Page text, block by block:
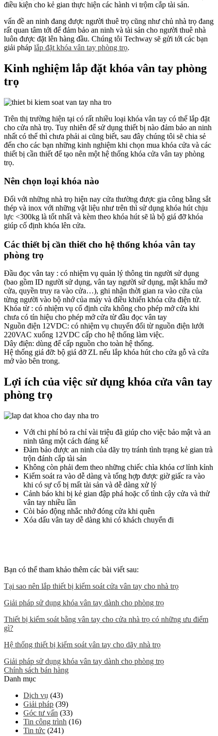
điều kiện cho kẻ gian thực hiện các hành vi trộm cắp tài sản.
vấn đề an ninh đang được người thuê trọ cũng như chủ nhà trọ đang
rất quan tâm tới để đảm bảo an ninh và tài sản cho người thuê nhà
luôn được đặt lên hàng đầu. Chúng tôi Techway sẽ gửi tới các bạn
giải pháp lắp đặt khóa vân tay phòng trọ.
Kinh nghiệm lắp đặt khóa vân tay phòng
trọ
Trên thị trường hiện tại có rất nhiều loại khóa vân tay có thể lắp đặt
cho cửa nhà trọ. Tuy nhiên để sử dụng thiết bị nào đảm bảo an ninh
nhất có thể thì chưa phải ai cũng biết, sau đây chúng tôi sẽ chia sẻ
đến cho các bạn những kinh nghiệm khi chọn mua khóa cửa và các
thiết bị cần thiết để tạo nên một hệ thống khóa cửa vân tay phòng
trọ.
Nên chọn loại khóa nào
Đối với những nhà trọ hiện nay cửa thường được gia công bằng sắt
thép và inox với những vật liệu như trên thì sử dụng khóa hút chịu
lực <300kg là tốt nhất và kèm theo khóa hút sẽ là bộ giá đỡ khóa
giúp cố định khóa lên cửa.
Các thiết bị cần thiết cho hệ thống khóa vân tay
phòng trọ
Đầu đọc vân tay : có nhiệm vụ quản lý thông tin người sử dụng
(bao gồm ID người sử dụng, vân tay người sử dụng, mật khẩu mở
cửa, quyền truy ra vào cửa…), ghi nhận thời gian ra vào cửa của
từng người vào bộ nhớ của máy và điều khiển khóa cửa điện tử.
Khóa từ : có nhiệm vụ cố định cửa không cho phép mở cửa khi
chưa có tín hiệu cho phép mở cửa từ đầu đọc vân tay
Nguồn điện 12VDC: có nhiệm vụ chuyển đổi từ nguồn điện lưới
220VAC xuống 12VDC cấp cho hệ thống làm việc.
Dây điện: dùng để cấp nguồn cho toàn hệ thống.
Hệ thống giá đỡ: bộ giá đỡ ZL nếu lắp khóa hút cho cửa gỗ và cửa
mở vào bên trong.
Lợi ích của việc sử dụng khóa cửa vân tay
phòng trọ
Với chi phí bỏ ra chỉ vài triệu đã giúp cho việc bảo mật và an
ninh tăng một cách đáng kể
Đảm bảo được an ninh của dãy trọ tránh tình trạng kẻ gian trà
trộn đánh cắp tài sản
Không còn phải đem theo những chiếc chìa khóa cơ lỉnh kỉnh
Kiểm soát ra vào dễ dàng và tổng hợp được giờ giấc ra vào
khi có sự cố bị mất tài sản và dễ dàng xử lý
Cảnh báo khi bị kẻ gian đập phá hoặc cố tình cậy cửa và thử
vân tay nhiều lần
Còi báo động nhắc nhở đóng cửa khi quên
Xóa dấu vân tay dễ dàng khi có khách chuyển đi
Bạn có thể tham khảo thêm các bài viết sau:
Tại sao nên lắp thiết bị kiểm soát cửa vân tay cho nhà trọ
Giải pháp sử dụng khóa vân tay dành cho phòng trọ
Thiết bị kiểm soát bằng vân tay cho cửa nhà trọ có những ưu điểm
gì?
Hệ thống thiết bị kiểm soát vân tay cho dãy nhà trọ
Giải pháp sử dụng khóa vân tay dành cho phòng trọ
Chính sách bán hàng
Danh mục
Dịch vụ (43)
Giải pháp (39)
Góc tư vấn (33)
Tin công trình (16)
Tin tức (241)